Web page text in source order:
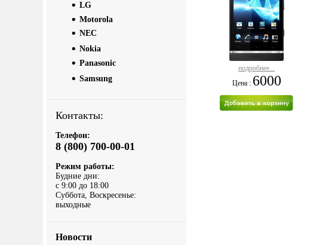
подробнее...
Цена : 6000
LG
Motorola
NEC
Nokia
Panasonic
Samsung
Контакты:
Телефон:
8 (800) 700-00-01
Режим работы:
Будние дни:
с 9:00 до 18:00
Суббота, Воскресенье:
выходные
Новости